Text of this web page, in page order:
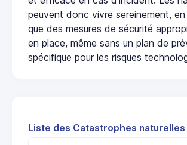
peuvent donc vivre sereinement,
que des mesures de sécurité
en place, même sans un plan de
spécifique pour les risques
Liste des Catastrophes naturelles